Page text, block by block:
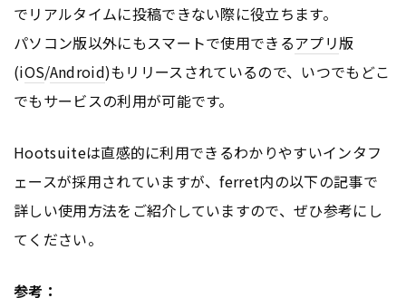
でリアルタイムに投稿できない際に役立ちます。
パソコン版以外にもスマートで使用できるアプリ版
(iOS/Android)もリリースされているので、いつでもどこ
でもサービスの利用が可能です。
Hootsuiteは直感的に利用できるわかりやすいインタフ
ェースが採用されていますが、ferret内の以下の記事で
詳しい使用方法をご紹介していますので、ぜひ参考にし
てください。
参考：